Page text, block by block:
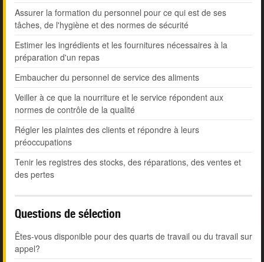
Assurer la formation du personnel pour ce qui est de ses
tâches, de l'hygiène et des normes de sécurité
Estimer les ingrédients et les fournitures nécessaires à la
préparation d'un repas
Embaucher du personnel de service des aliments
Veiller à ce que la nourriture et le service répondent aux
normes de contrôle de la qualité
Régler les plaintes des clients et répondre à leurs
préoccupations
Tenir les registres des stocks, des réparations, des ventes et
des pertes
Questions de sélection
Êtes-vous disponible pour des quarts de travail ou du travail sur
appel?